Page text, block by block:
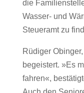
die
Wasser- und
Steueramt zu
Rüdiger
begeistert. »Es
fahren«,